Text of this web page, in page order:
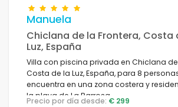
Manuela
Chiclana de la Frontera, Costa
Luz, España
Villa con piscina privada en Chiclana de
Costa de la Luz, España, para 8
encuentra en una zona costera y
la playa de La Barrosa.
Precio por día desde: € 299